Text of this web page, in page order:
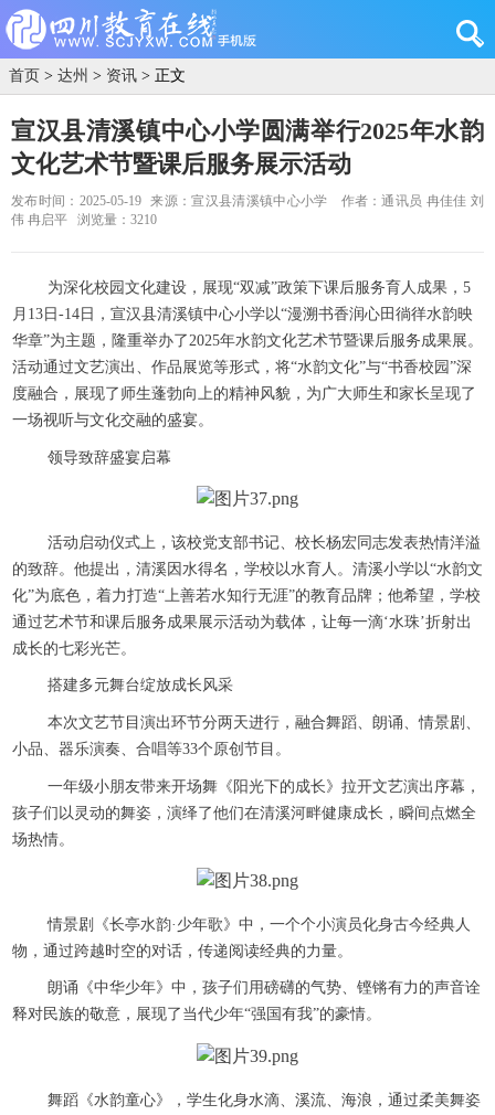
首页 > 达州 > 资讯 > 正文
宣汉县清溪镇中心小学圆满举行2025年水韵
文化艺术节暨课后服务展示活动
发布时间：2025-05-19 来源：宣汉县清溪镇中心小学
作者：通讯员 冉佳佳 刘
伟 冉启平
浏览量：3210
为深化校园文化建设，展现“双减”政策下课后服务育人成果，5
月13日-14日，宣汉县清溪镇中心小学以“漫溯书香润心田徜徉水韵映
华章”为主题，隆重举办了2025年水韵文化艺术节暨课后服务成果展。
活动通过文艺演出、作品展览等形式，将“水韵文化”与“书香校园”深
度融合，展现了师生蓬勃向上的精神风貌，为广大师生和家长呈现了
一场视听与文化交融的盛宴。
领导致辞盛宴启幕
活动启动仪式上，该校党支部书记、校长杨宏同志发表热情洋溢
的致辞。他提出，清溪因水得名，学校以水育人。清溪小学以“水韵文
化”为底色，着力打造“上善若水知行无涯”的教育品牌；他希望，学校
通过艺术节和课后服务成果展示活动为载体，让每一滴‘水珠’折射出
成长的七彩光芒。
搭建多元舞台绽放成长风采
本次文艺节目演出环节分两天进行，融合舞蹈、朗诵、情景剧、
小品、器乐演奏、合唱等33个原创节目。
一年级小朋友带来开场舞《阳光下的成长》拉开文艺演出序幕，
孩子们以灵动的舞姿，演绎了他们在清溪河畔健康成长，瞬间点燃全
场热情。
情景剧《长亭水韵·少年歌》中，一个个小演员化身古今经典人
物，通过跨越时空的对话，传递阅读经典的力量。
朗诵《中华少年》中，孩子们用磅礴的气势、铿锵有力的声音诠
释对民族的敬意，展现了当代少年“强国有我”的豪情。
舞蹈《水韵童心》，学生化身水滴、溪流、海浪，通过柔美舞姿